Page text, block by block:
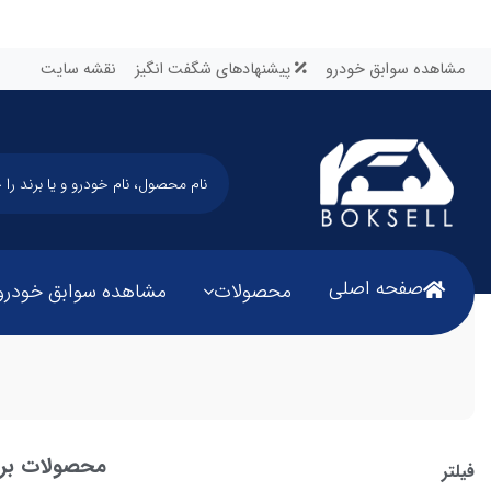
مشاهده سوابق خودرو پیشنهادهای شگفت انگیز نقشه سایت
صفحه اصلی محصولات مشاهده سوابق
فیلتر محصولات